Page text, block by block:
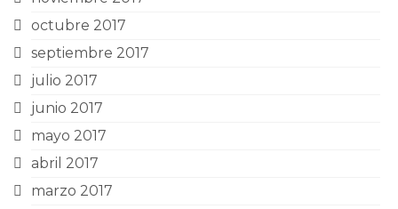
octubre 2017
septiembre 2017
julio 2017
junio 2017
mayo 2017
abril 2017
marzo 2017